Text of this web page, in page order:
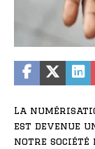
La
est devenue
notre société